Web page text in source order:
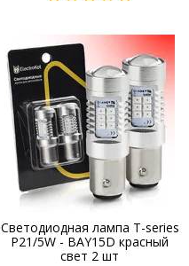
Светодиодная лампа T-series
P21/5W - BAY15D красный
свет 2 шт